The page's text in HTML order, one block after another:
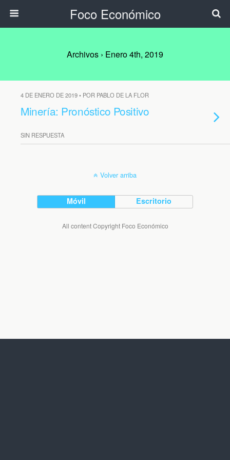
Foco Económico
Archivos › Enero 4th, 2019
4 DE ENERO DE 2019 • POR PABLO DE LA FLOR
Minería: Pronóstico Positivo
SIN RESPUESTA
Volver arriba
Móvil Escritorio
All content Copyright Foco Económico